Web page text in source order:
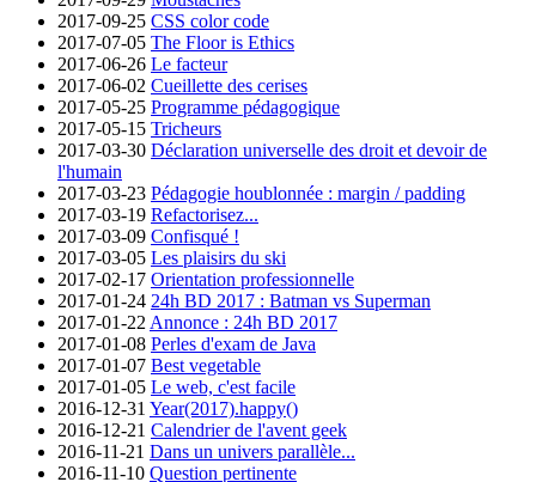
2017-09-25 CSS color code
2017-07-05 The Floor is Ethics
2017-06-26 Le facteur
2017-06-02 Cueillette des cerises
2017-05-25 Programme pédagogique
2017-05-15 Tricheurs
2017-03-30 Déclaration universelle des droit et devoir de
l'humain
2017-03-23 Pédagogie houblonnée : margin / padding
2017-03-19 Refactorisez...
2017-03-09 Confisqué !
2017-03-05 Les plaisirs du ski
2017-02-17 Orientation professionnelle
2017-01-24 24h BD 2017 : Batman vs Superman
2017-01-22 Annonce : 24h BD 2017
2017-01-08 Perles d'exam de Java
2017-01-07 Best vegetable
2017-01-05 Le web, c'est facile
2016-12-31 Year(2017).happy()
2016-12-21 Calendrier de l'avent geek
2016-11-21 Dans un univers parallèle...
2016-11-10 Question pertinente